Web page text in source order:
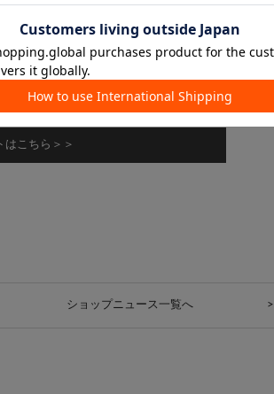
仕事によって、誰もが愛着を持てるような凛と
はこちら＞＞
ショップニュース一覧へ >